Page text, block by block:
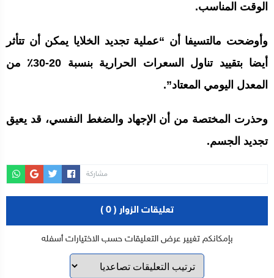
الوقت المناسب.
وأوضحت مالتسيفا أن “عملية تجديد الخلايا يمكن أن تتأثر
أيضا بتقييد تناول السعرات الحرارية بنسبة 20-30٪ من
المعدل اليومي المعتاد”.
وحذرت المختصة من أن الإجهاد والضغط النفسي، قد يعيق
تجديد الجسم.
مشاركة
تعليقات الزوار ( 0 )
بإمكانكم تغيير عرض التعليقات حسب الاختيارات أسفله